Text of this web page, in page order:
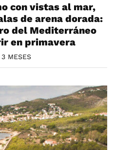
con vistas al mar,
de arena dorada:
del Mediterráneo
en primavera
3 MESES